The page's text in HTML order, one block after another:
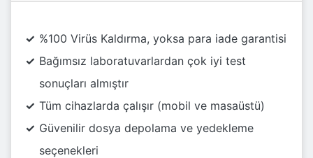
%100 Virüs Kaldırma, yoksa para iade garantisi
Bağımsız laboratuvarlardan çok iyi test
sonuçları almıştır
Tüm cihazlarda çalışır (mobil ve masaüstü)
Güvenilir dosya depolama ve yedekleme
seçenekleri